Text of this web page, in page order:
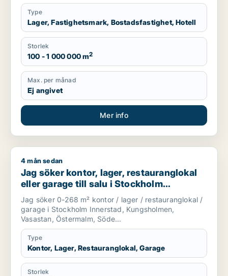
Type
Lager, Fastighetsmark, Bostadsfastighet, Hotell
Storlek
100 - 1 000 000 m2
Max. per månad
Ej angivet
Mer info
Jag söker kontor, lager, restauranglokal eller garage till
4 mån sedan
Jag söker kontor, lager, restauranglokal
eller garage till salu i Stockholm
Innerstad, Kungsholmen eller Vasastan
m.fl.
Jag söker 0-268 m² kontor / lager / restauranglokal /
garage i Stockholm Innerstad, Kungsholmen,
Vasastan, Östermalm, Söde...
Type
Kontor, Lager, Restauranglokal, Garage
Storlek